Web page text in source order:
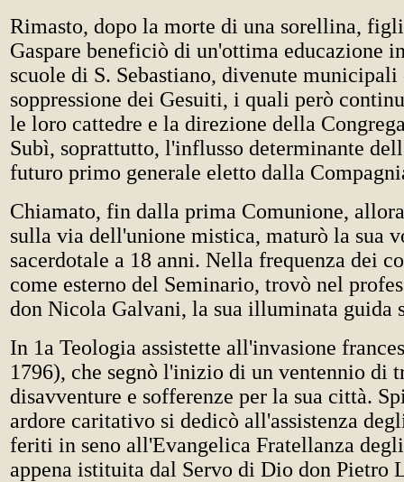
Rimasto, dopo la morte di una sorellina,
Gaspare beneficiò di un'ottima educazione
scuole di S. Sebastiano, divenute municipali
soppressione dei Gesuiti, i quali però
le loro cattedre e la direzione della
Subì, soprattutto, l'influsso determinante
futuro primo generale eletto dalla
Chiamato, fin dalla prima Comunione,
sulla via dell'unione mistica, maturò la sua
sacerdotale a 18 anni. Nella frequenza dei
come esterno del Seminario, trovò nel
don Nicola Galvani, la sua illuminata guida
In 1a Teologia assistette all'invasione
1796), che segnò l'inizio di un ventennio di
disavventure e sofferenze per la sua città.
ardore caritativo si dedicò all'assistenza
feriti in seno all'Evangelica Fratellanza
appena istituita dal Servo di Dio don Pietro